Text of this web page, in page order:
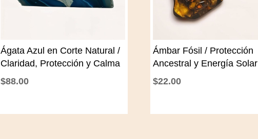
Ágata Azul en Corte Natural /
Claridad, Protección y Calma
$88.00
Ámbar Fósil / Protección
Ancestral y Energía Solar
$22.00